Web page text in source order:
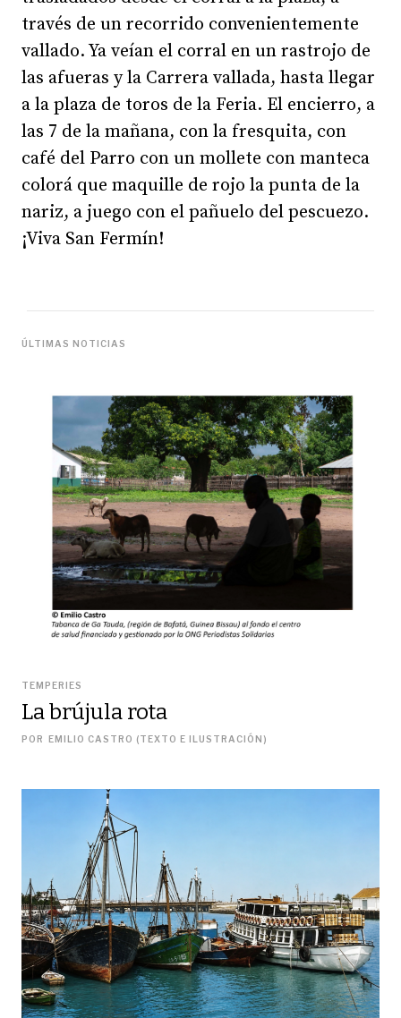
través de un recorrido convenientemente
vallado. Ya veían el corral en un rastrojo de
las afueras y la Carrera vallada, hasta llegar
a la plaza de toros de la Feria. El encierro, a
las 7 de la mañana, con la fresquita, con
café del Parro con un mollete con manteca
colorá que maquille de rojo la punta de la
nariz, a juego con el pañuelo del pescuezo.
¡Viva San Fermín!
ÚLTIMAS NOTICIAS
TEMPERIES
La brújula rota
POR EMILIO CASTRO (TEXTO E ILUSTRACIÓN)